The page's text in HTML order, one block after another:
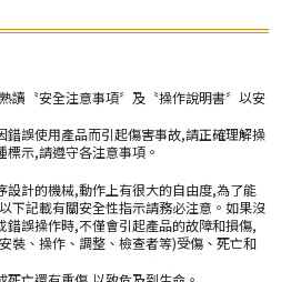
讀〝安全注意事項〞及〝操作說明書〞以安
錯誤使用產品而引起傷害事故,請正確理解操
示,請遵守各注意事項。
設計的機械,動作上有很大的自由度,為了能
下記載有關安全性指示請務必注意。如果沒
錯誤操作時,不僅會引起產品的故障和損傷,
裝、操作、調整、檢查者等)受傷、死亡和